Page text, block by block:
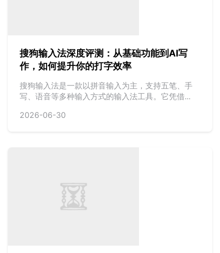
搜狗输入法深度评测：从基础功能到AI写
作，如何提升你的打字效率
搜狗输入法是一款以拼音输入为主，支持五笔、手
写、语音等多种输入方式的输入法工具。它凭借...
2026-06-30